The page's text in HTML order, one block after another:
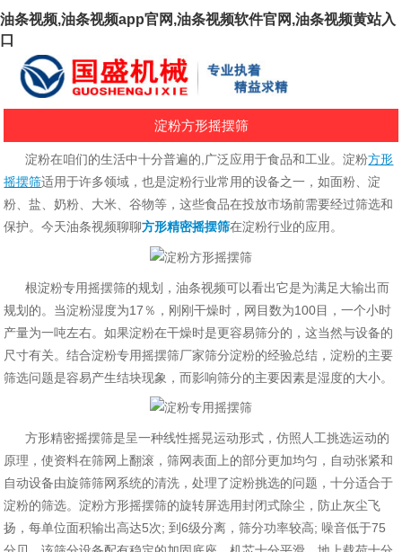
油条视频,油条视频app官网,油条视频软件官网,油条视频黄站入
口
淀粉方形摇摆筛
淀粉在咱们的生活中十分普遍的,广泛应用于食品和工业。淀粉方形
摇摆筛适用于许多领域，也是淀粉行业常用的设备之一，如面粉、淀
粉、盐、奶粉、大米、谷物等，这些食品在投放市场前需要经过筛选和
保护。今天油条视频聊聊方形精密摇摆筛在淀粉行业的应用。
根淀粉专用摇摆筛的规划，油条视频可以看出它是为满足大输出而
规划的。当淀粉湿度为17％，刚刚干燥时，网目数为100目，一个小时
产量为一吨左右。如果淀粉在干燥时是更容易筛分的，这当然与设备的
尺寸有关。结合淀粉专用摇摆筛厂家筛分淀粉的经验总结，淀粉的主要
筛选问题是容易产生结块现象，而影响筛分的主要因素是湿度的大小。
方形精密摇摆筛是呈一种线性摇晃运动形式，仿照人工挑选运动的
原理，使资料在筛网上翻滚，筛网表面上的部分更加均匀，自动张紧和
自动设备由旋筛筛网系统的清洗，处理了淀粉挑选的问题，十分适合于
淀粉的筛选。淀粉方形摇摆筛的旋转屏选用封闭式除尘，防止灰尘飞
扬，每单位面积输出高达5次; 到6级分离，筛分功率较高; 噪音低于75